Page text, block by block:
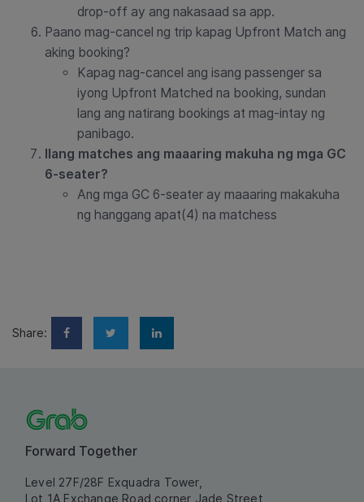
drop-off ay ang nakasaad sa app.
Paano mag-cancel ng trip kapag Upfront Match ang
aking booking?
Kapag nag-cancel ang isang passenger sa
iyong Upfront Matched na booking, sundan
lang ang natirang bookings at mag-intay ng
panibago.
Ilang matches ang maaaring makuha ng mga GC
6-seater?
Ang mga GC 6-seater ay maaaring makakuha
ng hanggang apat(4) na matchess
Share:
Forward Together
Level 27F/28F Exquadra Tower,
Lot 1A Exchange Road corner Jade Street,